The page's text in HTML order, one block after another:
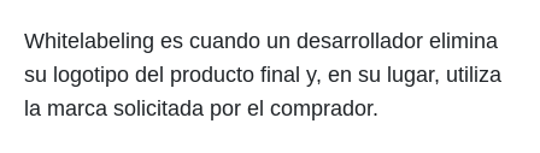
Whitelabeling es cuando un desarrollador elimina
su logotipo del producto final y, en su lugar, utiliza
la marca solicitada por el comprador.